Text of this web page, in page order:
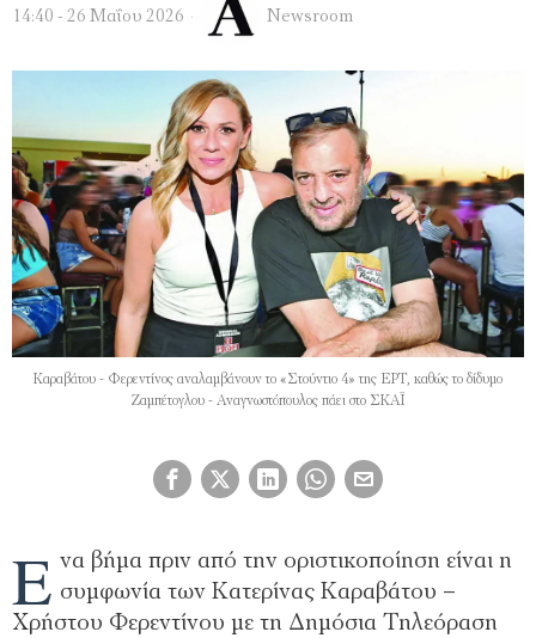
14:40 - 26 Μαΐου 2026 Newsroom
Καραβάτου - Φερεντίνος αναλαμβάνουν το «Στούντιο 4» της ΕΡΤ, καθώς το δίδυμο
Ζαμπέτογλου - Αναγνωστόπουλος πάει στο ΣΚΑΪ
Έ να βήμα πριν από την οριστικοποίηση είναι η
συμφωνία των Κατερίνας Καραβάτου –
Χρήστου Φερεντίνου με τη Δημόσια Τηλεόραση